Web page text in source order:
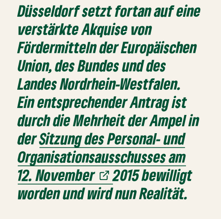
Düsseldorf setzt fortan auf eine
verstärkte Akquise von
Fördermitteln der Europäischen
Union, des Bundes und des
Landes Nordrhein-Westfalen.
Ein entsprechender Antrag ist
durch die Mehrheit der Ampel in
derSitzung des Personal- und
Organisationsausschusses am
12. November
2015 bewilligt
worden und wird nun Realität.